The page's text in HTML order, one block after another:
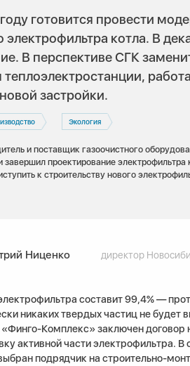
готовится провести
котла. В
В перспективе СГК
застройки.
Экология
и поставщик газоочистного
завершил проектирование
к строительству нового
Ниценко директор
составит 99,4% —
никаких твердых частиц не будет
Комплекс» заключен договор
активной части электрофильтра.
подрядчик на строительно-